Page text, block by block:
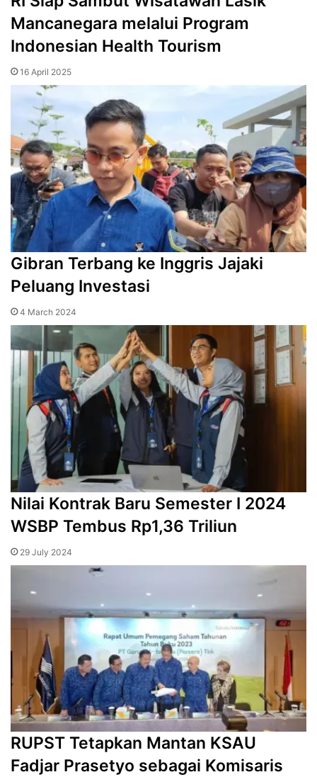
Mancanegara melalui Program
Indonesian Health Tourism
16 April 2025
Gibran Terbang ke Inggris Jajaki
Peluang Investasi
4 March 2024
Nilai Kontrak Baru Semester I 2024
WSBP Tembus Rp1,36 Triliun
29 July 2024
RUPST Tetapkan Mantan KSAU
Fadjar Prasetyo sebagai Komisaris